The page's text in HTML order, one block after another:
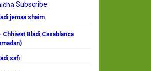
Subscribe
jemaa shaim
Chhiwat Bladi Casablanca
safi